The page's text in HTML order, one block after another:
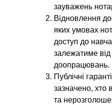
зауважень
Відновлення
яких умовах
доступ до
залежатиме
доопрацювань.
Публічні
зазначено, хто
та